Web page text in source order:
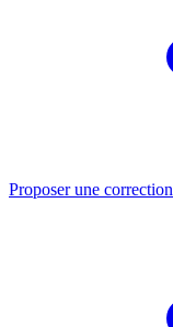
Proposer une correction